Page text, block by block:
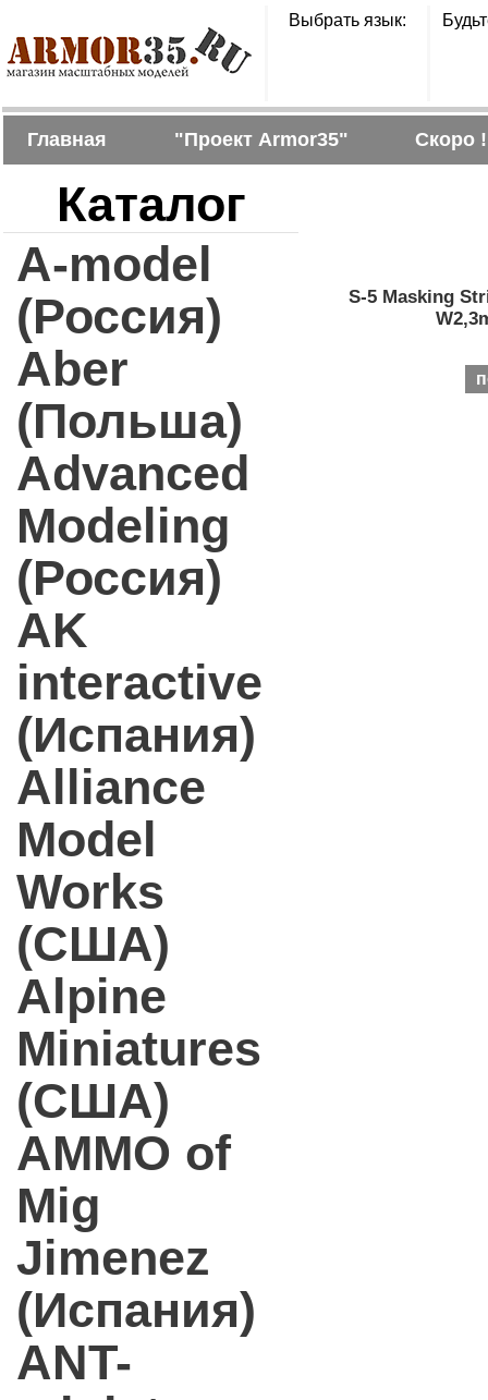
Выбрать язык:
Главная "Проект Armor35" Скоро !
Каталог
A-model
(Россия)
Aber
(Польша)
Advanced
Modeling
(Россия)
AK
interactive
(Испания)
Alliance
Model
Works
(США)
Alpine
Miniatures
(США)
AMMO of
Mig
Jimenez
(Испания)
ANT-
S-5 Masking